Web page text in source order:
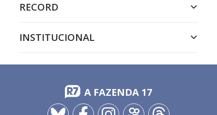
RECORD
INSTITUCIONAL
A FAZENDA 17